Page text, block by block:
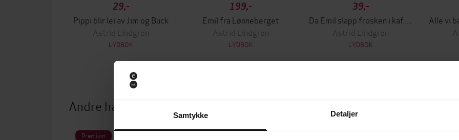
Samtykke Detaljer
29,-
Pippi blir lei av Jim og Buck
Astrid Lindgren
LYDBOK
199,-
Emil fra Lønneberget
Astrid Lindgren
LYDBOK
39,-
Astrid Lindgren
LYDBOK
Andre har også kjøpt
Premium